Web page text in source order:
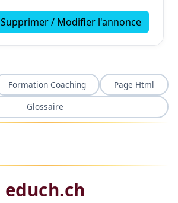
Supprimer / Modifier l'annonce
Formation Coaching
Page Html
Glossaire
educh.ch